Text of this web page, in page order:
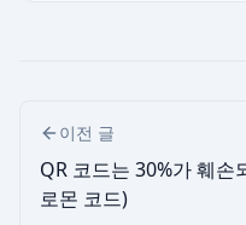
이전 글
QR 코드는 30%가 훼손
로몬 코드)